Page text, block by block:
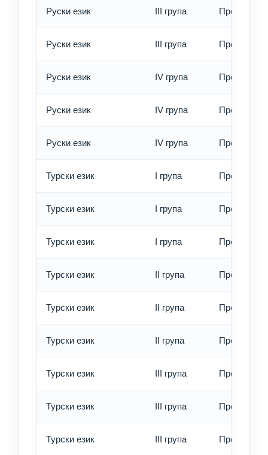
Руски език III група Превод -
Руски език III група Превод -
Руски език IV група Превод -
Руски език IV група Превод -
Руски език IV група Превод -
Турски език I група Превод -
Турски език I група Превод -
Турски език I група Превод -
Турски език II група Превод -
Турски език II група Превод -
Турски език II група Превод -
Турски език III група Превод -
Турски език III група Превод -
Турски език III група Превод -